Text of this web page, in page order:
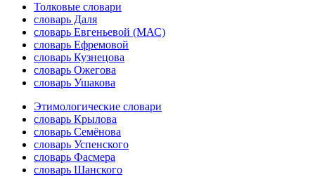
Толковые словари
словарь Даля
словарь Евгеньевой (МАС)
словарь Ефремовой
словарь Кузнецова
словарь Ожегова
словарь Ушакова
Этимологические словари
словарь Крылова
словарь Семёнова
словарь Успенского
словарь Фасмера
словарь Шанского